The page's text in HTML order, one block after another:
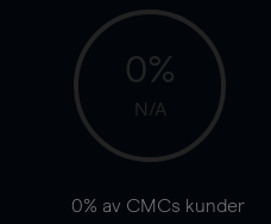
0%
N/A
0% av CMCs kunder